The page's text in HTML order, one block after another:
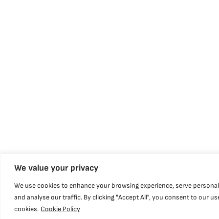
We value your privacy
We use cookies to enhance your browsing experience, serve
and analyse our traffic. By clicking "Accept All", you consent to our
cookies. Cookie Policy